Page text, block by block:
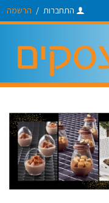
התחברות / הרשמה